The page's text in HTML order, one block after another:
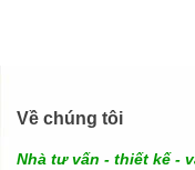
Về chúng tôi
Nhà tư vấn - thiết kế -